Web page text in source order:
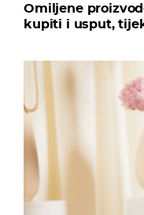
Omiljene
kupiti i usput,